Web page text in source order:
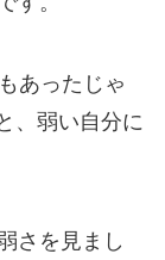
あったじゃ
、弱い自分に
さを見まし